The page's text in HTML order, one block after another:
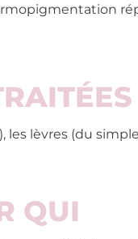
les lèvres (du
QUI